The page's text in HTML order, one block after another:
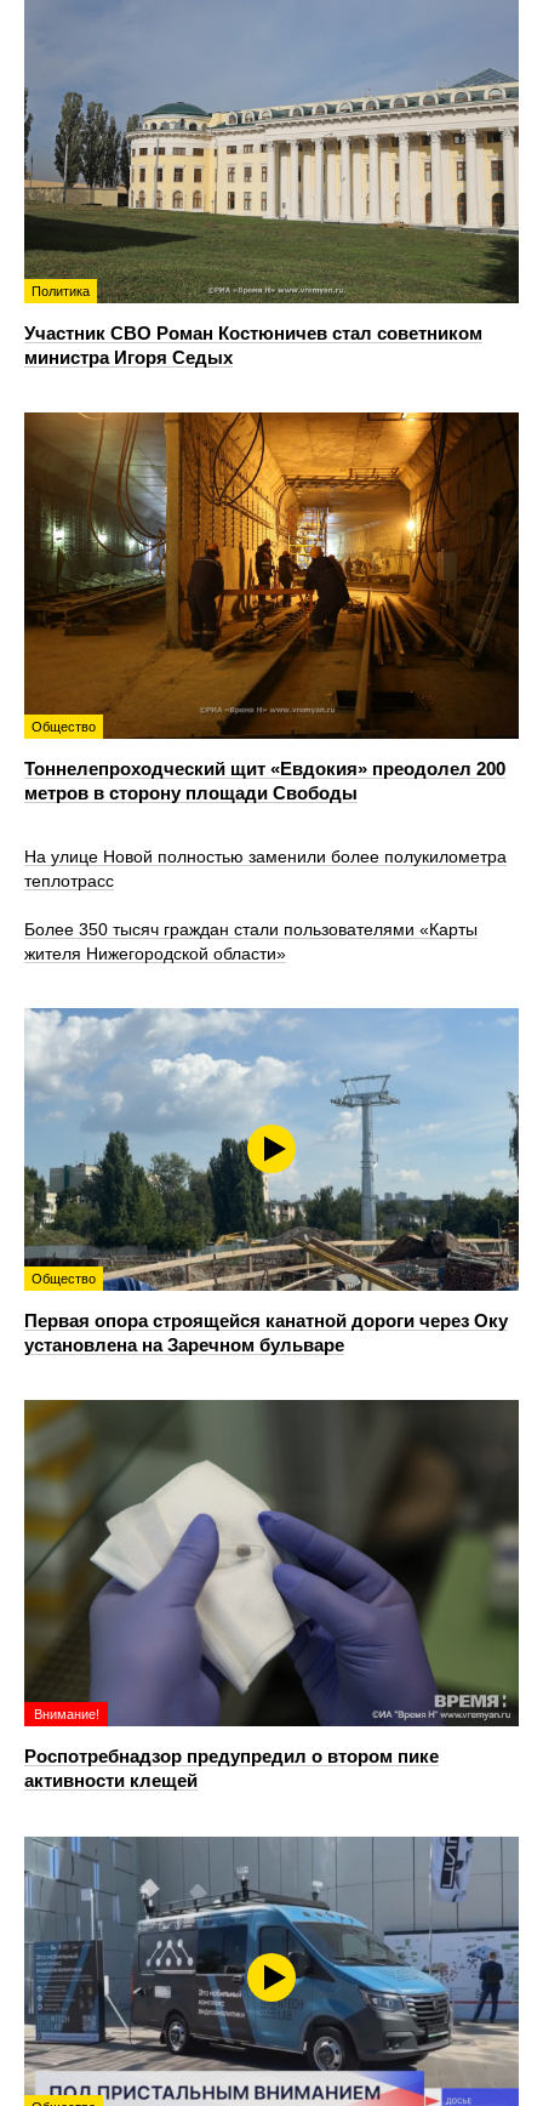
Политика
Участник СВО Роман Костюничев стал советником
министра Игоря Седых
Общество
Тоннелепроходческий щит «Евдокия» преодолел 200
метров в сторону площади Свободы
На улице Новой полностью заменили более полукилометра
теплотрасс
Более 350 тысяч граждан стали пользователями «Карты
жителя Нижегородской области»
Общество
Первая опора строящейся канатной дороги через Оку
установлена на Заречном бульваре
Внимание!
Роспотребнадзор предупредил о втором пике
активности клещей